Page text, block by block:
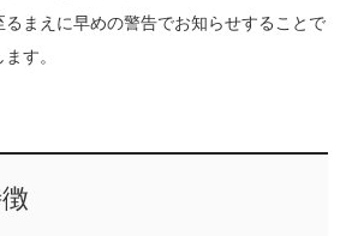
まえに早めの警告でお知らせすることで
す。